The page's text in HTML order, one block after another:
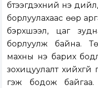
бүтээгдэхүүний үнэ
борлуулахаас өөр
бэрхшээл, цаг
борлуулж байна.
махны үнэ барих
зохицуулалт
гэж бодож